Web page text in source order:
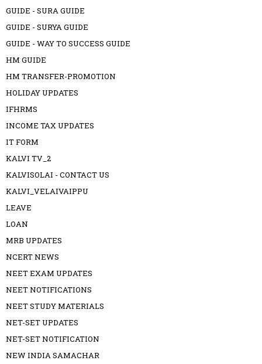
GUIDE - SURA GUIDE
GUIDE - SURYA GUIDE
GUIDE - WAY TO SUCCESS GUIDE
HM GUIDE
HM TRANSFER-PROMOTION
HOLIDAY UPDATES
IFHRMS
INCOME TAX UPDATES
IT FORM
KALVI TV_2
KALVISOLAI - CONTACT US
KALVI_VELAIVAIPPU
LEAVE
LOAN
MRB UPDATES
NCERT NEWS
NEET EXAM UPDATES
NEET NOTIFICATIONS
NEET STUDY MATERIALS
NET-SET UPDATES
NET-SET NOTIFICATION
NEW INDIA SAMACHAR